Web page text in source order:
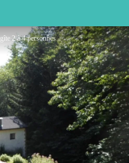
2 à 4 personnes